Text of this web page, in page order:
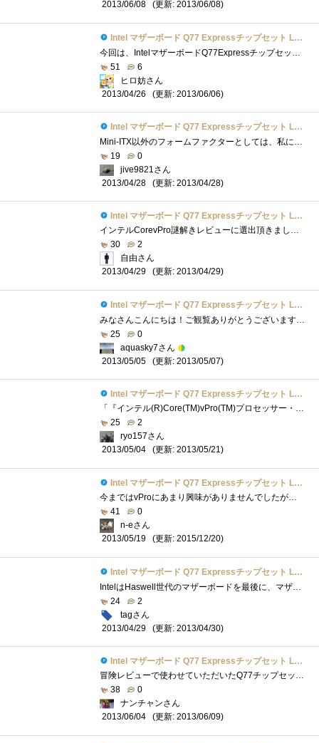
2013/06/08 (更新: 2013/06/08)
Intel マザーボード Q77 Expressチップセット LGA1155 BOXDQ77MK 【Micro-ATX】
今回は、IntelマザーボードQ77ExpressチップセットLGA1155BOXDQ77MK【Micro-ATX】のレビューです。外見大きさ比較ケース入りDVD-R、4枚分でした。Micro-ATXサイ�...
51
6
ヒロ妨さん
2013/04/26
(更新: 2013/06/06)
Intel マザーボード Q77 Expressチップセット LGA1155 BOXDQ77MK 【Micro-ATX】
Mini-ITX以外のフォームファクターとしては、私にとってかなり久しぶりとなるIntel純正マザーボードです。以前使ったのは確かOR840まで遡ると思い�...
19
0
jive9821さん
2013/04/28
(更新: 2013/04/28)
Intel マザーボード Q77 Expressチップセット LGA1155 BOXDQ77MK 【Micro-ATX】
インテルCorevPro謎解きレビューに選出頂きました。謎解きレビューが難航中なので、パーツのレビューを書いて現実逃避中です(^^ゞさて、今回レビ...
30
2
自由さん
2013/04/29
(更新: 2013/04/29)
Intel マザーボード Q77 Expressチップセット LGA1155 BOXDQ77MK 【Micro-ATX】
みなさんこんにちは！ご観覧ありがとうございます！今回は、「Q77ExpressLGA1155チップセットIntelDQ77MK」をご紹介します。 ・こいつとの運命的な出�...
25
0
aquasky7さん
2013/05/05
(更新: 2013/05/07)
Intel マザーボード Q77 Expressチップセット LGA1155 BOXDQ77MK 【Micro-ATX】
「『インテル(R)Core(TM)vPro(TM)プロセッサー・ファミリー』の謎を解き明かせ！」のレビュー用に頂いたマザーボード。LGA1155対応で、サイズはMicro-ATX...
25
2
ryo157さん
2013/05/04
(更新: 2013/05/21)
Intel マザーボード Q77 Expressチップセット LGA1155 BOXDQ77MK 【Micro-ATX】
今まではvProにあまり興味がありませんでしたが、使ってみるといろいろな事ができて面白いし、勉強になります。vProPCの構成OS:Windows8Pro64bitCPU:Intel...
41
0
n-eさん
2013/05/19
(更新: 2015/12/20)
Intel マザーボード Q77 Expressチップセット LGA1155 BOXDQ77MK 【Micro-ATX】
IntelはHaswell世代のマザーボードを最後に、マザーボード業界から撤退することが決まっているようなので、おそらくこれが私の使うであろう最後�...
24
2
tagさん
2013/04/29
(更新: 2013/04/30)
Intel マザーボード Q77 Expressチップセット LGA1155 BOXDQ77MK 【Micro-ATX】
冒険レビューで使わせていただいたQ77チップセットのIntelDQ77MKです｡M-ATXマザーボードになります｡付属品は､バックパネル､SATAケーブル2本､DVI-D...
38
0
ナンチャンさん
2013/06/04
(更新: 2013/06/09)